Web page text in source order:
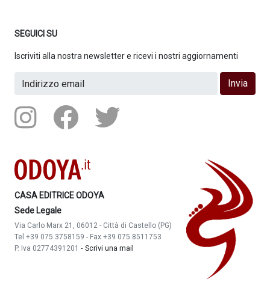
SEGUICI SU
Iscriviti alla nostra newsletter e ricevi i nostri aggiornamenti
Invia
CASA EDITRICE ODOYA
Sede Legale
Via Carlo Marx 21, 06012 - Città di Castello (PG)
Tel +39 075.3758159 - Fax +39 075.8511753
P. Iva 02774391201 - Scrivi una mail